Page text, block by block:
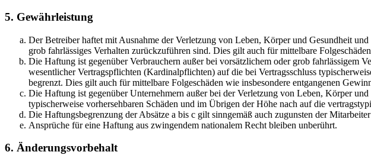
5. Gewährleistung
Der Betreiber haftet mit Ausnahme der Verletzung von Leben, Körper und Gesundheit
grob fahrlässiges Verhalten zurückzuführen sind. Dies gilt auch für mittelbare
Die Haftung ist gegenüber Verbrauchern außer bei vorsätzlichem oder grob fahrlässigem
wesentlicher Vertragspflichten (Kardinalpflichten) auf die bei Vertragsschluss
begrenzt. Dies gilt auch für mittelbare Folgeschäden wie insbesondere entgangenen
Die Haftung ist gegenüber Unternehmern außer bei der Verletzung von Leben, Körper
typischerweise vorhersehbaren Schäden und im Übrigen der Höhe nach auf die
Die Haftungsbegrenzung der Absätze a bis c gilt sinngemäß auch zugunsten der
Ansprüche für eine Haftung aus zwingendem nationalem Recht bleiben unberührt.
6. Änderungsvorbehalt